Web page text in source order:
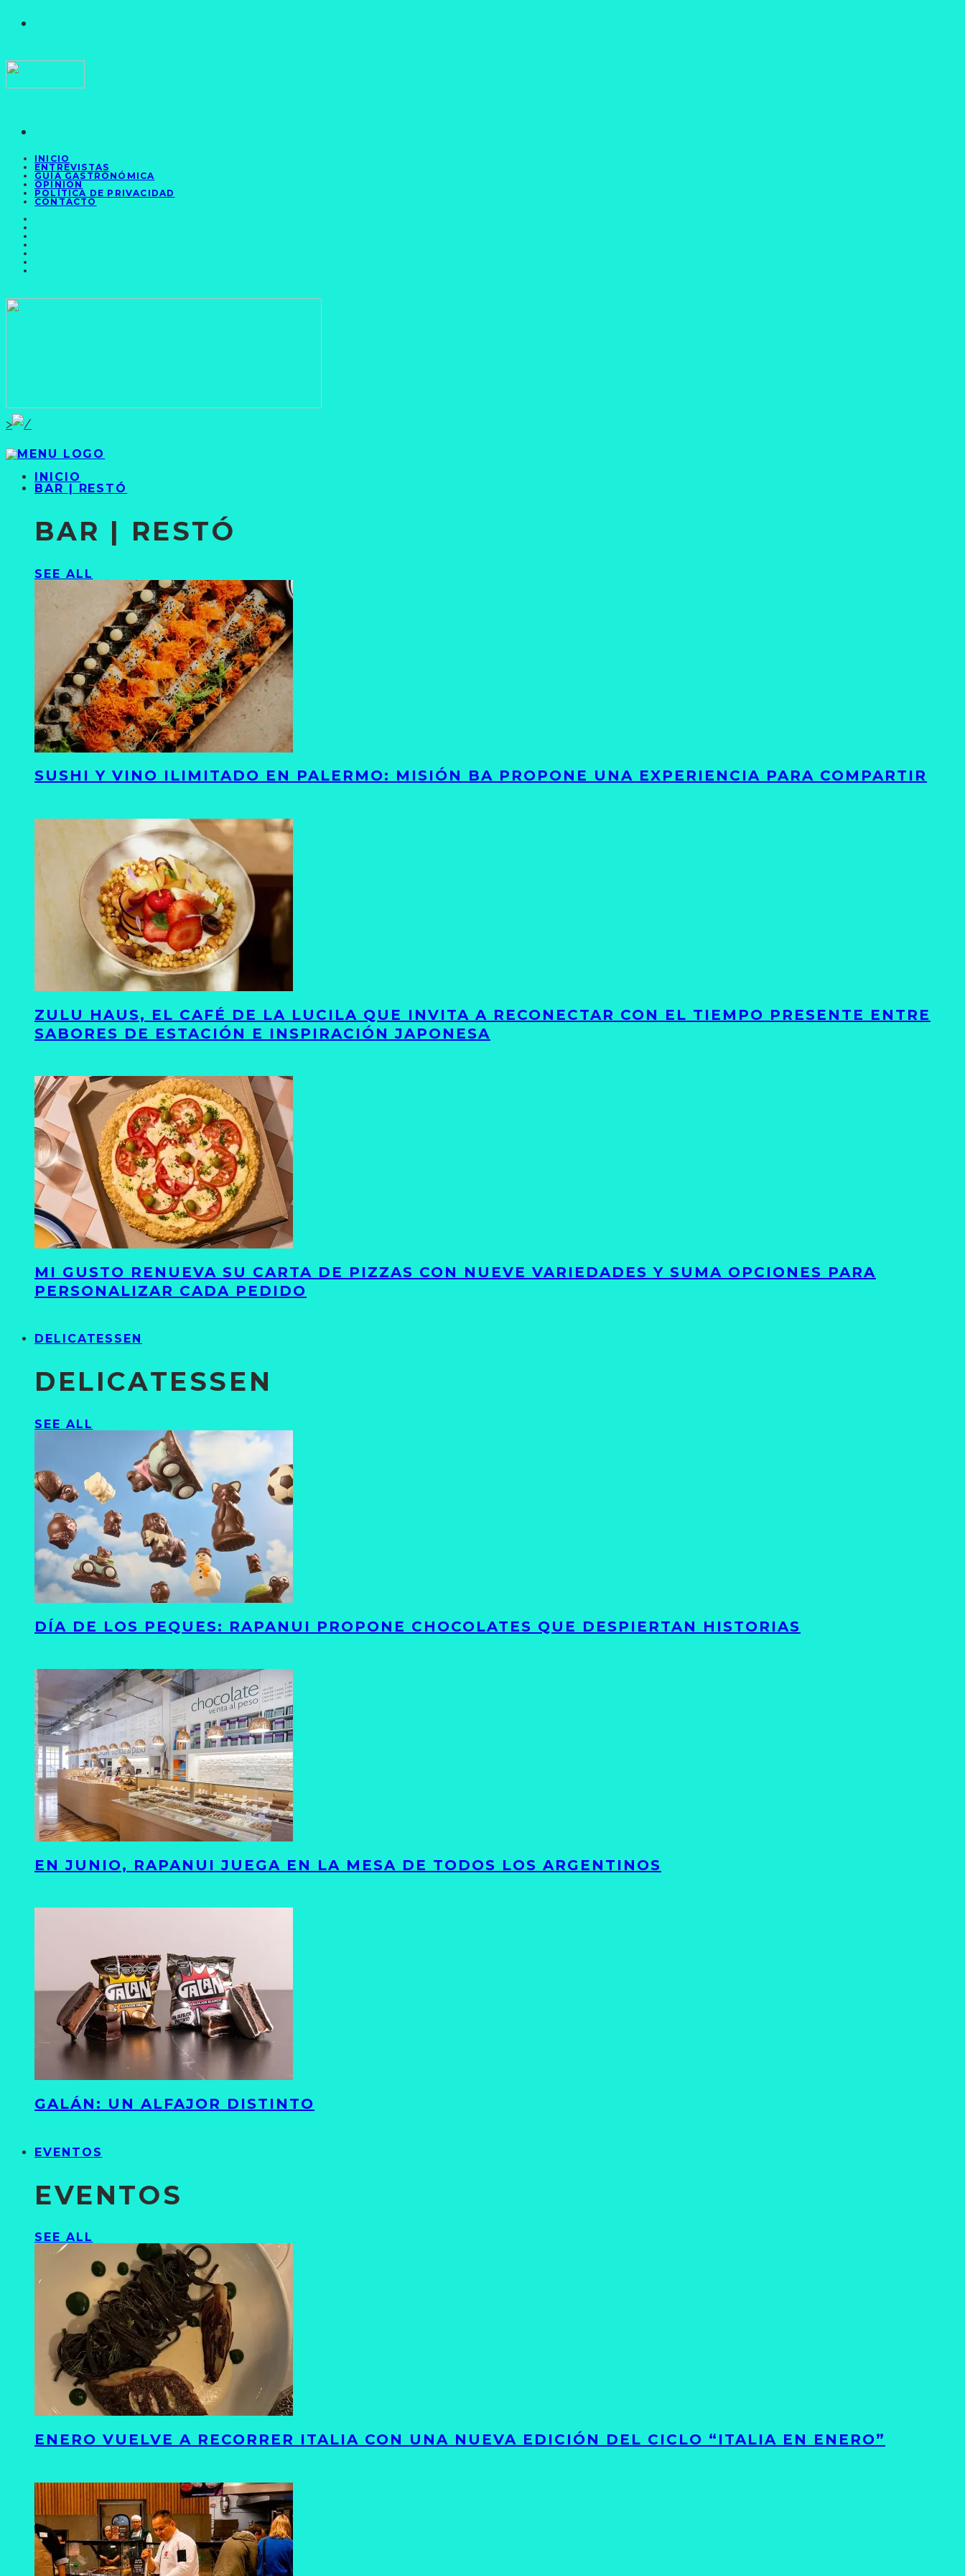
INICIO
ENTREVISTAS
GUÍA GASTRONÓMICA
OPINIÓN
POLÍTICA DE PRIVACIDAD
CONTACTO
>
INICIO
BAR | RESTÓ
BAR | RESTÓ
SEE ALL
SUSHI Y VINO ILIMITADO EN PALERMO: MISIÓN BA PROPONE UNA EXPERIENCIA PARA COMPARTIR
ZULU HAUS, EL CAFÉ DE LA LUCILA QUE INVITA A RECONECTAR CON EL TIEMPO PRESENTE ENTRE
SABORES DE ESTACIÓN E INSPIRACIÓN JAPONESA
MI GUSTO RENUEVA SU CARTA DE PIZZAS CON NUEVE VARIEDADES Y SUMA OPCIONES PARA
PERSONALIZAR CADA PEDIDO
DELICATESSEN
DELICATESSEN
SEE ALL
DÍA DE LOS PEQUES: RAPANUI PROPONE CHOCOLATES QUE DESPIERTAN HISTORIAS
EN JUNIO, RAPANUI JUEGA EN LA MESA DE TODOS LOS ARGENTINOS
GALÁN: UN ALFAJOR DISTINTO
EVENTOS
EVENTOS
SEE ALL
ENERO VUELVE A RECORRER ITALIA CON UNA NUEVA EDICIÓN DEL CICLO “ITALIA EN ENERO”